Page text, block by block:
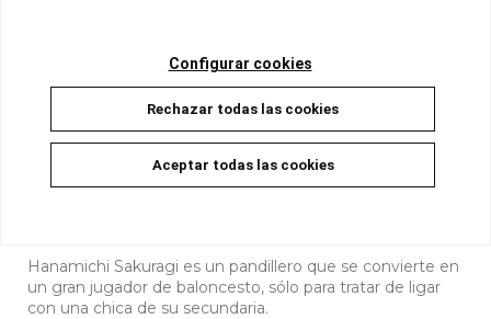
AÑADIR A LA CESTA
Hanamichi Sakuragi es un pandillero que se convierte en
un gran jugador de baloncesto, sólo para tratar de ligar
con una chica de su secundaria.
Configurar cookies
Rechazar todas las cookies
Aceptar todas las cookies